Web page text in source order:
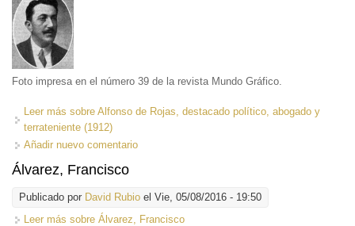
Foto impresa en el número 39 de la revista Mundo Gráfico.
Leer más sobre Alfonso de Rojas, destacado político, abogado y
terrateniente (1912)
Añadir nuevo comentario
Álvarez, Francisco
Publicado por David Rubio el Vie, 05/08/2016 - 19:50
Leer más sobre Álvarez, Francisco